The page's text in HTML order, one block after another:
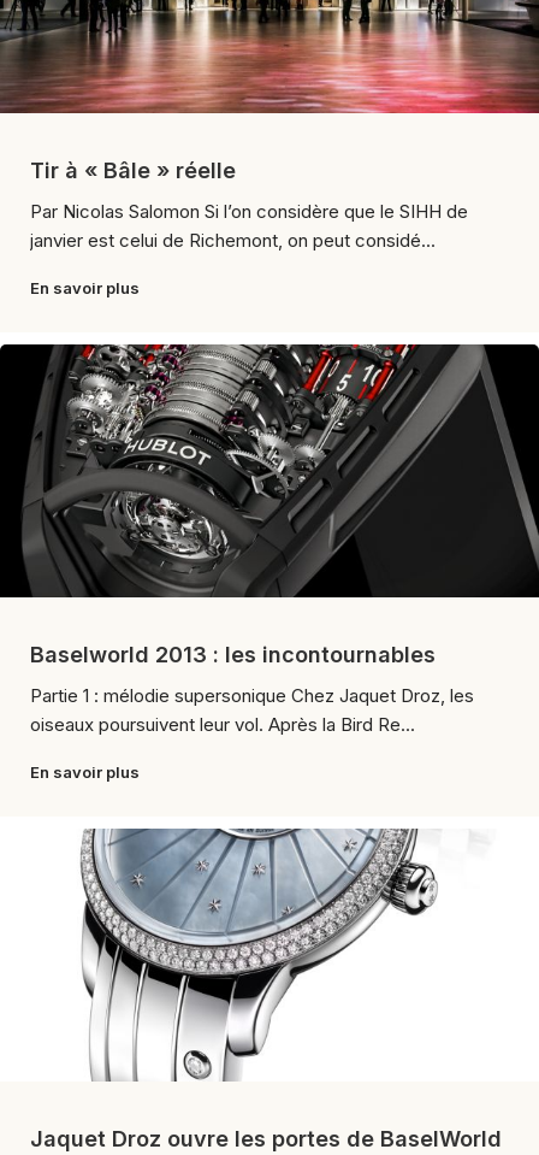
Tir à « Bâle » réelle
Par Nicolas Salomon Si l’on considère que le SIHH de
janvier est celui de Richemont, on peut considé...
En savoir plus
Baselworld 2013 : les incontournables
Partie 1 : mélodie supersonique Chez Jaquet Droz, les
oiseaux poursuivent leur vol. Après la Bird Re...
En savoir plus
Jaquet Droz ouvre les portes de BaselWorld